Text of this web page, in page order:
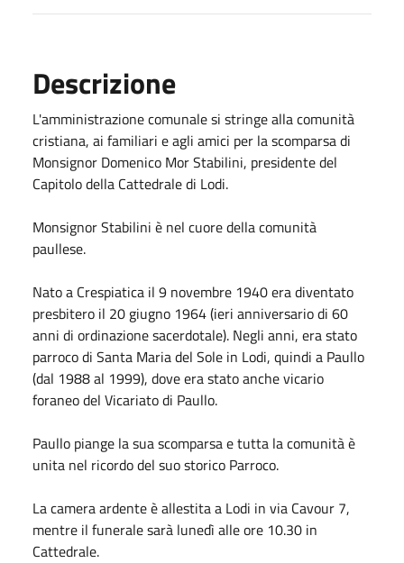
Descrizione
L'amministrazione comunale si stringe alla comunità
cristiana, ai familiari e agli amici per la scomparsa di
Monsignor Domenico Mor Stabilini, presidente del
Capitolo della Cattedrale di Lodi.
Monsignor Stabilini è nel cuore della comunità
paullese.
Nato a Crespiatica il 9 novembre 1940 era diventato
presbitero il 20 giugno 1964 (ieri anniversario di 60
anni di ordinazione sacerdotale). Negli anni, era stato
parroco di Santa Maria del Sole in Lodi, quindi a Paullo
(dal 1988 al 1999), dove era stato anche vicario
foraneo del Vicariato di Paullo.
Paullo piange la sua scomparsa e tutta la comunità è
unita nel ricordo del suo storico Parroco.
La camera ardente è allestita a Lodi in via Cavour 7,
mentre il funerale sarà lunedì alle ore 10.30 in
Cattedrale.